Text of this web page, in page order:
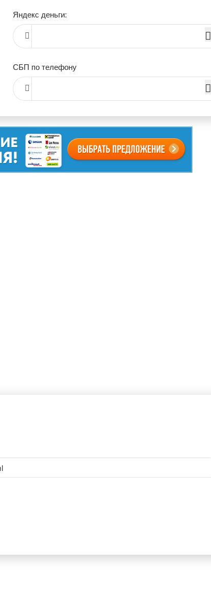
Яндекс деньги:
СБП по телефону